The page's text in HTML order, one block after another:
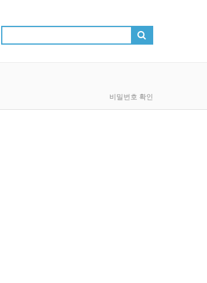
비밀번호 확인